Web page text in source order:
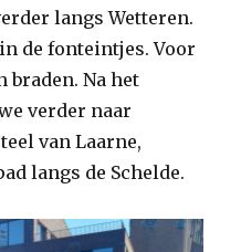
langs Wetteren.
de fonteintjes. Voor
braden. Na het
verder naar
van Laarne,
langs de Schelde.